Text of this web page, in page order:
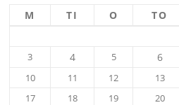
M TI O TO
3
4 5 6
10
11 12 13
17
18 19 20